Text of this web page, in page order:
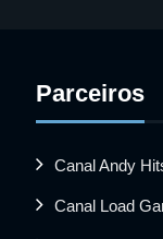
Parceiros
Canal Andy
Canal Load